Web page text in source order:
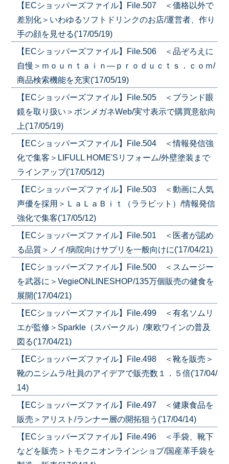
【ECショッパーズファイル】File.507 ＜価格以外で
差別化＞いわゆるソフトドリンクのお店/運営者、作り
手の顔を見せる('17/05/19)
【ECショッパーズファイル】File.506 ＜品ぞろえに
自慢＞ｍｏｕｎｔａｉｎ―ｐｒｏｄｕｃｔｓ．ｃｏｍ/
商品検索機能を充実('17/05/19)
【ECショッパーズファイル】File.505 ＜ブランド眼
鏡を取り扱い＞ポンメガネWeb/実寸表示で購買意欲向
上('17/05/19)
【ECショッパーズファイル】File.504 ＜情報発信強
化で集客＞LIFULL HOME'Sリフォーム/外壁塗装まで
ラインアップ('17/05/12)
【ECショッパーズファイル】File.503 ＜動画に人気
声優を採用＞ＬａＬａＢｉｔ（ララビット）/情報発信
強化で集客('17/05/12)
【ECショッパーズファイル】File.501 ＜医者が認め
る品質＞ノイ/病院向けサプリを一般向けに('17/04/21)
【ECショッパーズファイル】File.500 ＜スムージー
を武器に＞VegieONLINESHOP/135万個販売の健食を
展開('17/04/21)
【ECショッパーズファイル】File.499 ＜有名ソムリ
エが監修＞Sparkle（スパークル）/東欧ワインの普及
図る('17/04/21)
【ECショッパーズファイル】File.498 ＜靴を販売＞
靴のニシムラ/社員のアイデアで販売数１．５倍('17/04/
14)
【ECショッパーズファイル】File.497 ＜健康食品を
販売＞アリスト/ランナー層の開拓狙う('17/04/14)
【ECショッパーズファイル】File.496 ＜手袋、靴下
などを販売＞トモクニオンラインショプ/国産革手袋を